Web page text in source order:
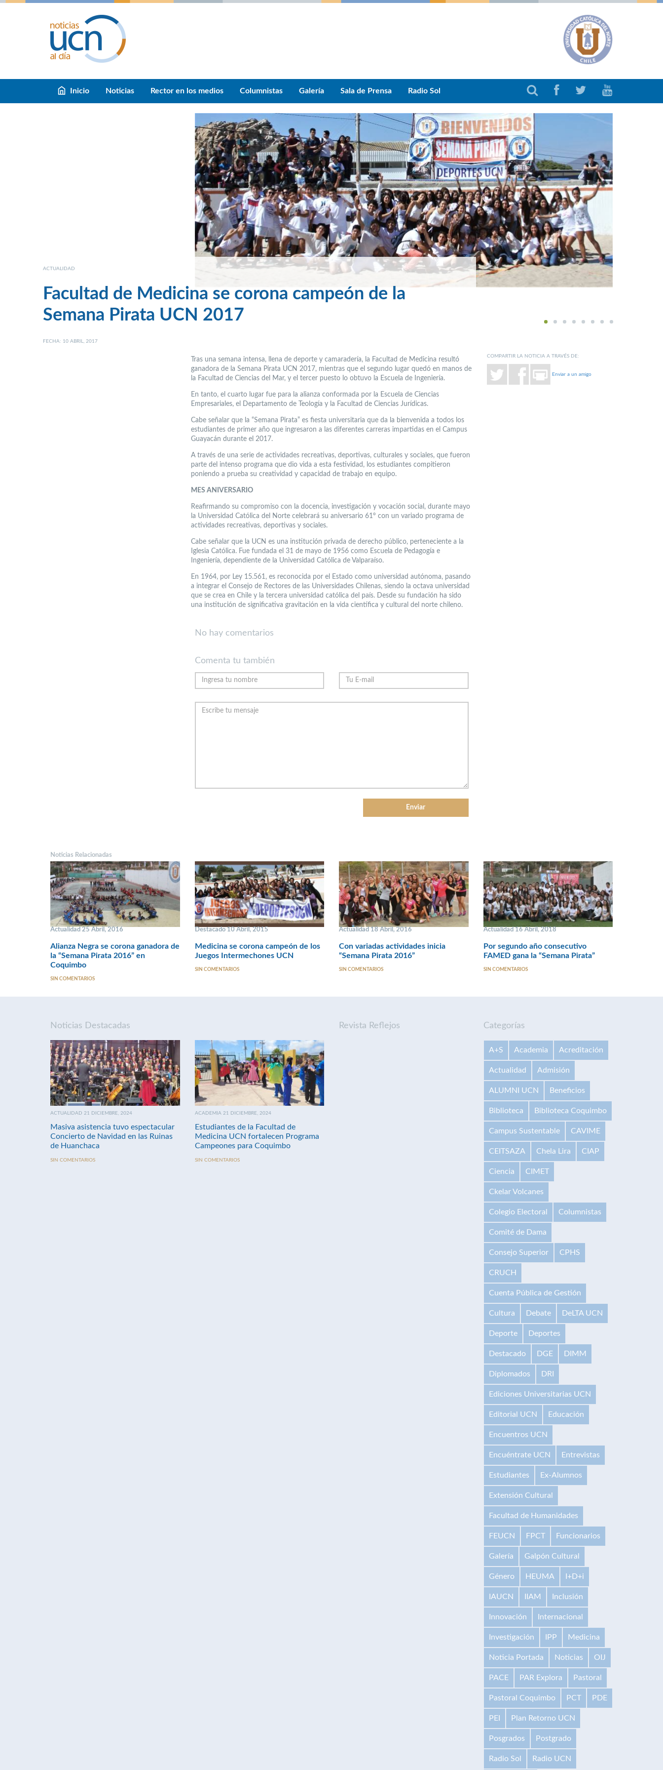
Inicio Noticias Rector en los medios Columnistas Galería Sala de Prensa Radio Sol
1 2 3 4 5 6 7 8
ACTUALIDAD
Facultad de Medicina se corona campeón de la
Semana Pirata UCN 2017
FECHA: 10 ABRIL, 2017
Tras una semana intensa, llena de deporte y camaradería, la Facultad de Medicina resultó
ganadora de la Semana Pirata UCN 2017, mientras que el segundo lugar quedó en manos de
la Facultad de Ciencias del Mar, y el tercer puesto lo obtuvo la Escuela de Ingeniería.
En tanto, el cuarto lugar fue para la alianza conformada por la Escuela de Ciencias
Empresariales, el Departamento de Teología y la Facultad de Ciencias Jurídicas.
Cabe señalar que la “Semana Pirata” es fiesta universitaria que da la bienvenida a todos los
estudiantes de primer año que ingresaron a las diferentes carreras impartidas en el Campus
Guayacán durante el 2017.
A través de una serie de actividades recreativas, deportivas, culturales y sociales, que fueron
parte del intenso programa que dio vida a esta festividad, los estudiantes compitieron
poniendo a prueba su creatividad y capacidad de trabajo en equipo.
MES ANIVERSARIO
Reafirmando su compromiso con la docencia, investigación y vocación social, durante mayo
la Universidad Católica del Norte celebrará su aniversario 61° con un variado programa de
actividades recreativas, deportivas y sociales.
Cabe señalar que la UCN es una institución privada de derecho público, perteneciente a la
Iglesia Católica. Fue fundada el 31 de mayo de 1956 como Escuela de Pedagogía e
Ingeniería, dependiente de la Universidad Católica de Valparaíso.
En 1964, por Ley 15.561, es reconocida por el Estado como universidad autónoma, pasando
a integrar el Consejo de Rectores de las Universidades Chilenas, siendo la octava universidad
que se crea en Chile y la tercera universidad católica del país. Desde su fundación ha sido
una institución de significativa gravitación en la vida científica y cultural del norte chileno.
COMPARTIR LA NOTICIA A TRAVÉS DE:
Enviar a un amigo
No hay comentarios
Comenta tu también
Noticias Relacionadas
Actualidad 25 Abril, 2016
Alianza Negra se corona ganadora de
la “Semana Pirata 2016” en
Coquimbo
SIN COMENTARIOS
Destacado 10 Abril, 2015
Medicina se corona campeón de los
Juegos Intermechones UCN
SIN COMENTARIOS
Actualidad 18 Abril, 2016
Con variadas actividades inicia
“Semana Pirata 2016”
SIN COMENTARIOS
Actualidad 16 Abril, 2018
Por segundo año consecutivo
FAMED gana la “Semana Pirata”
SIN COMENTARIOS
Noticias Destacadas
ACTUALIDAD 21 DICIEMBRE, 2024
Masiva asistencia tuvo espectacular
Concierto de Navidad en las Ruinas
de Huanchaca
SIN COMENTARIOS
ACADEMIA 21 DICIEMBRE, 2024
Estudiantes de la Facultad de
Medicina UCN fortalecen Programa
Campeones para Coquimbo
SIN COMENTARIOS
Revista Reflejos Categorías
A+S Academia Acreditación
Actualidad Admisión
ALUMNI UCN Beneficios
Biblioteca Biblioteca Coquimbo
Campus Sustentable CAVIME
CEITSAZA Chela Lira CIAP
Ciencia CIMET
Ckelar Volcanes
Colegio Electoral Columnistas
Comité de Dama
Consejo Superior CPHS
CRUCH
Cuenta Pública de Gestión
Cultura Debate DeLTA UCN
Deporte Deportes
Destacado DGE DIMM
Diplomados DRI
Ediciones Universitarias UCN
Editorial UCN Educación
Encuentros UCN
Encuéntrate UCN Entrevistas
Estudiantes Ex-Alumnos
Extensión Cultural
Facultad de Humanidades
FEUCN FPCT Funcionarios
Galería Galpón Cultural
Género HEUMA I+D+i
IAUCN IIAM Inclusión
Innovación Internacional
Investigación IPP Medicina
Noticia Portada Noticias OIJ
PACE PAR Explora Pastoral
Pastoral Coquimbo PCT PDE
PEI Plan Retorno UCN
Posgrados Postgrado
Radio Sol Radio UCN